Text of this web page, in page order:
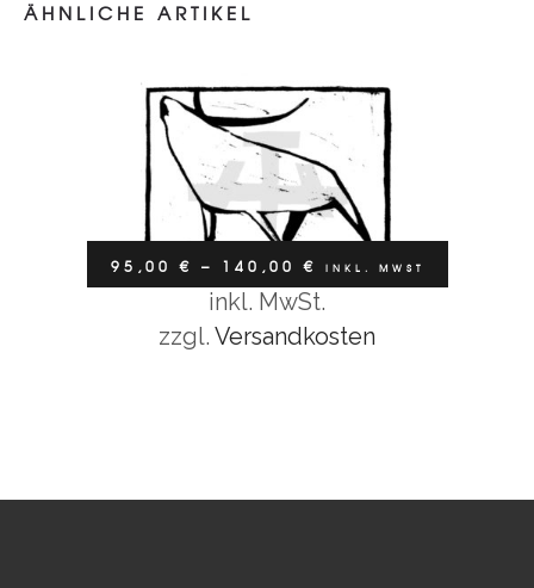
ÄHNLICHE ARTIKEL
Ausführung wählen
RÖHRENDER HIRSCH
95,00€ – 140,00€ INKL. MWST
inkl. MwSt.
zzgl. Versandkosten